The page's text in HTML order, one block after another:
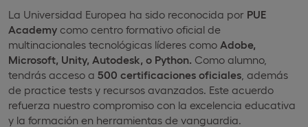
La Universidad Europea ha sido reconocida por PUE
Academy como centro formativo oficial de
multinacionales tecnológicas líderes como Adobe,
Microsoft, Unity, Autodesk, o Python. Como alumno,
tendrás acceso a 500 certificaciones oficiales , además
de practice tests y recursos avanzados. Este acuerdo
refuerza nuestro compromiso con la excelencia educativa
y la formación en herramientas de vanguardia.